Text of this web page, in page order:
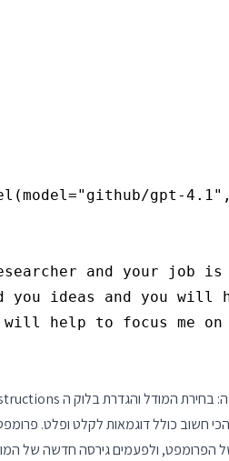
חשוב כולל דוגמאות לקלט ופלט.
של הפרומפט, ולפעמים גירסה חדשה של